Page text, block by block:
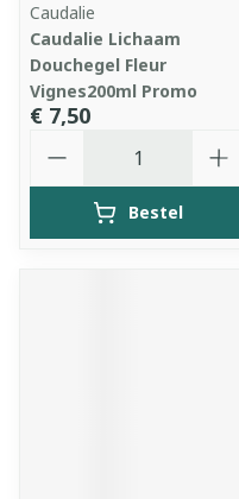
Caudalie
Caudalie Lichaam
Douchegel Fleur
Vignes200ml Promo
€ 7,50
Bestel